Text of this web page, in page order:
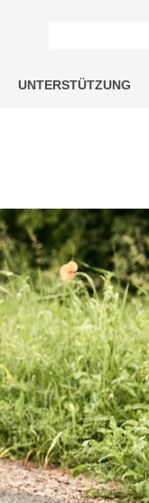
UNTERSTÜTZUNG